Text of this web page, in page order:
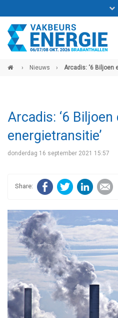
Bel ons voor info
› Nieuws › Arcadis: ‘6 Biljoen
Arcadis: ‘6
energietransitie’
donderdag 16 september 2021 15:57
FacebookTwitter LinkedIn